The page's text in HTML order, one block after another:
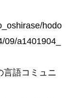
hodo
a1401904_
言語コミュニ